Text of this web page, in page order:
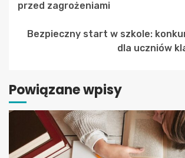
przed zagrożeniami
Bezpieczny start w szkole:
dla uczniów
Powiązane wpisy